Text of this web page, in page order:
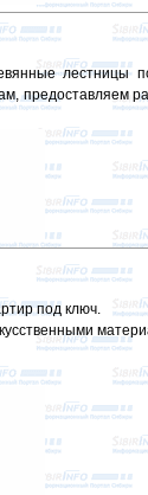
лестницы
предоставляем
под ключ.